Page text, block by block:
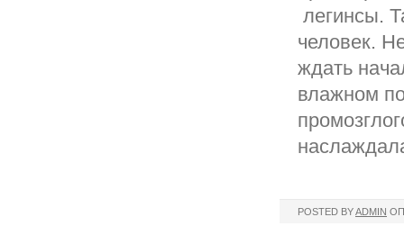
легинсы.
человек.
ждать
влажном
POSTED BYADMIN